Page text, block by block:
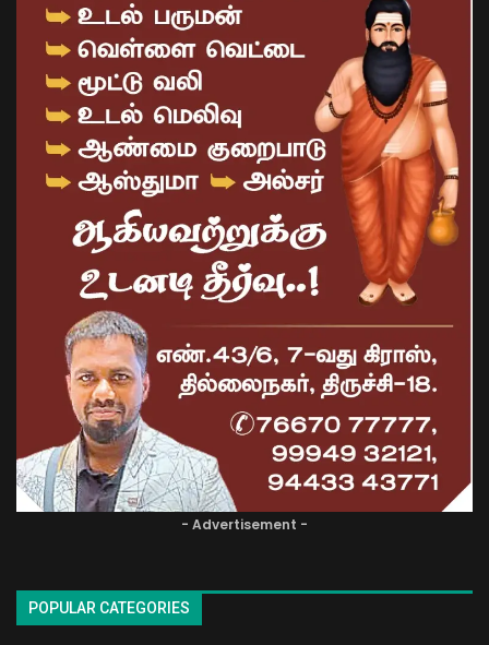
- Advertisement -
POPULAR CATEGORIES